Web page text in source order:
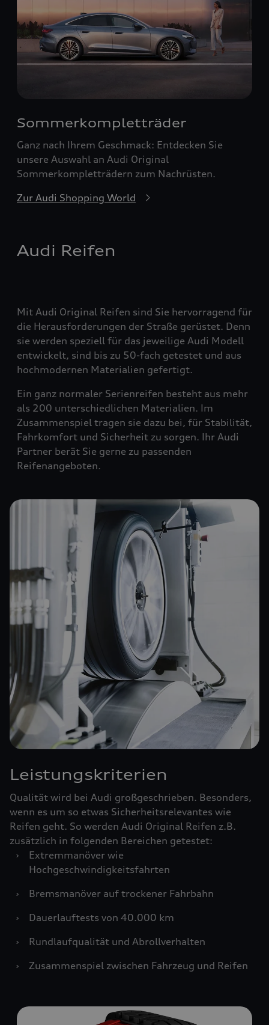
Sommerkompletträder
Ganz nach Ihrem Geschmack: Entdecken Sie
unsere Auswahl an Audi Original
Sommerkompletträdern zum Nachrüsten.
Zur Audi Shopping World
Audi Reifen
Mit Audi Original Reifen sind Sie hervorragend für
die Herausforderungen der Straße gerüstet. Denn
sie werden speziell für das jeweilige Audi Modell
entwickelt, sind bis zu 50-fach getestet und aus
hochmodernen Materialien gefertigt.
Ein ganz normaler Serienreifen besteht aus mehr
als 200 unterschiedlichen Materialien. Im
Zusammenspiel tragen sie dazu bei, für Stabilität,
Fahrkomfort und Sicherheit zu sorgen. Ihr Audi
Partner berät Sie gerne zu passenden
Reifenangeboten.
Leistungskriterien
Qualität wird bei Audi großgeschrieben. Besonders,
wenn es um so etwas Sicherheitsrelevantes wie
Reifen geht. So werden Audi Original Reifen z.B.
zusätzlich in folgenden Bereichen getestet:
›
Extremmanöver wie
Hochgeschwindigkeitsfahrten
›
Bremsmanöver auf trockener Fahrbahn
›
Dauerlauftests von 40.000 km
›
Rundlaufqualität und Abrollverhalten
›
Zusammenspiel zwischen Fahrzeug und Reifen